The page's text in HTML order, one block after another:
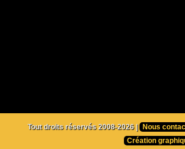
Tout droits réservés 2008-2026 |
Nous
Création